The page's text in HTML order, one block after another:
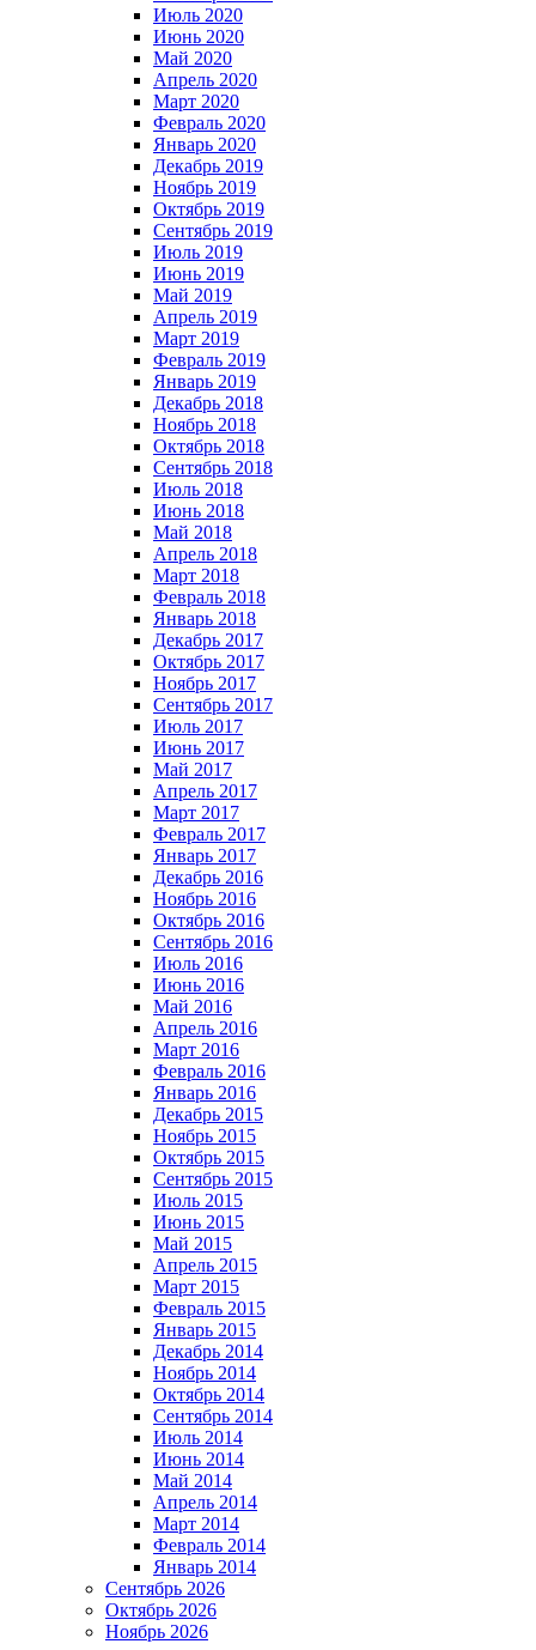
Июль 2020
Июнь 2020
Май 2020
Апрель 2020
Март 2020
Февраль 2020
Январь 2020
Декабрь 2019
Ноябрь 2019
Октябрь 2019
Сентябрь 2019
Июль 2019
Июнь 2019
Май 2019
Апрель 2019
Март 2019
Февраль 2019
Январь 2019
Декабрь 2018
Ноябрь 2018
Октябрь 2018
Сентябрь 2018
Июль 2018
Июнь 2018
Май 2018
Апрель 2018
Март 2018
Февраль 2018
Январь 2018
Декабрь 2017
Октябрь 2017
Ноябрь 2017
Сентябрь 2017
Июль 2017
Июнь 2017
Май 2017
Апрель 2017
Март 2017
Февраль 2017
Январь 2017
Декабрь 2016
Ноябрь 2016
Октябрь 2016
Сентябрь 2016
Июль 2016
Июнь 2016
Май 2016
Апрель 2016
Март 2016
Февраль 2016
Январь 2016
Декабрь 2015
Ноябрь 2015
Октябрь 2015
Сентябрь 2015
Июль 2015
Июнь 2015
Май 2015
Апрель 2015
Март 2015
Февраль 2015
Январь 2015
Декабрь 2014
Ноябрь 2014
Октябрь 2014
Сентябрь 2014
Июль 2014
Июнь 2014
Май 2014
Апрель 2014
Март 2014
Февраль 2014
Январь 2014
Сентябрь 2026
Октябрь 2026
Ноябрь 2026